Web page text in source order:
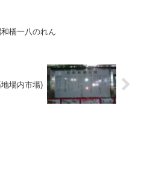
和橋一八のれん
場内市場)